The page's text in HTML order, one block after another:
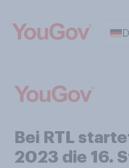
Bei RTL
2023 die 16.